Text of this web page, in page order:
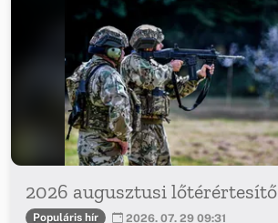
2026 augusztusi lőtérértesítő
Populáris hír 2026. 07. 29 09:31